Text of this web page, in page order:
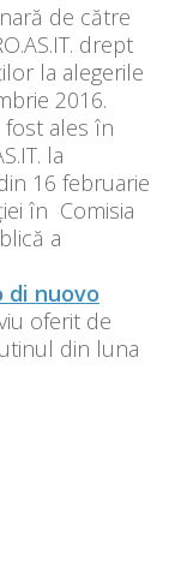
de către
drept
la alegerile
2016.
fost ales în
la
16 februarie
în Comisia
a
di nuovo
oferit de
din luna